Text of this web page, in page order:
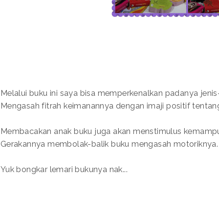
Melalui buku ini saya bisa memperkenalkan padanya
Mengasah fitrah keimanannya dengan imaji positif
Membacakan anak buku juga akan menstimulus
Gerakannya membolak-balik buku mengasah motoriknya.
Yuk bongkar lemari bukunya nak...